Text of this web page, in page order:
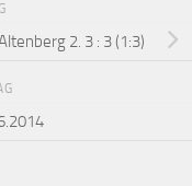
2. 3 : 3 (1:3)